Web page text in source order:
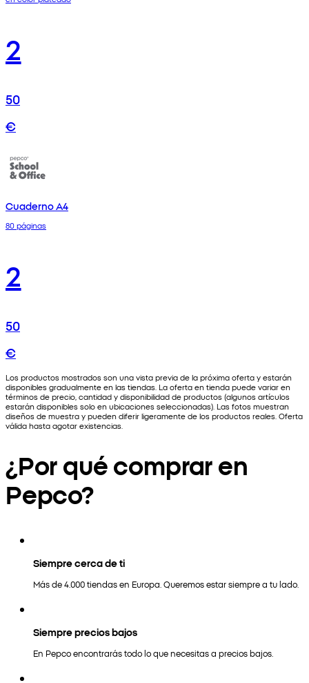
2
50
€
Cuaderno A4
80 páginas
2
50
€
Los productos mostrados son una vista previa de la próxima oferta y estarán
disponibles gradualmente en las tiendas. La oferta en tienda puede variar en
términos de precio, cantidad y disponibilidad de productos (algunos artículos
estarán disponibles solo en ubicaciones seleccionadas). Las fotos muestran
diseños de muestra y pueden diferir ligeramente de los productos reales. Oferta
válida hasta agotar existencias.
¿Por qué comprar en
Pepco?
Siempre cerca de ti
Más de 4.000 tiendas en Europa. Queremos estar siempre a tu lado.
Siempre precios bajos
En Pepco encontrarás todo lo que necesitas a precios bajos.